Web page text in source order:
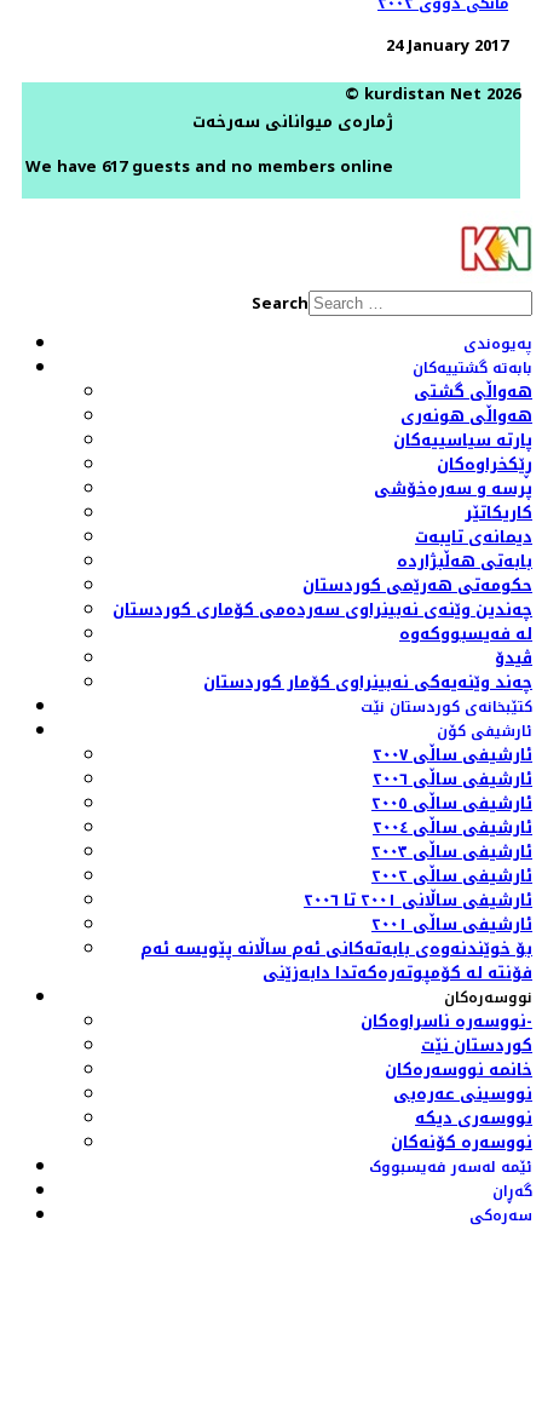
24 January 2017
© kurdistan Net 2026
ژمارەی میوانانی سەرخەت
We have 617 guests and no members online
Search
پەیوەندی
بابەتە گشتییەکان
هەواڵی گشتی
هەواڵی هونەری
پارتە سیاسییەکان
ڕێکخراوەکان
پرسە و سەرەخۆشی
کاریکاتێر
دیمانەی تایبەت
بابەتی هەڵبژاردە
حکومەتی هەرێمی کوردستان
چەندین وێنەی نەبینراوی سەردەمی کۆماری کوردستان
لە فەیسبووکەوە
ڤیدۆ
چەند وێنەیەکی نەبینراوی کۆمار کوردستان
کتێبخانەی کوردستان نێت
ئارشیفی کۆن
ئارشیفی ساڵی ٢٠٠٧
ئارشیفی ساڵی ٢٠٠٦
ئارشیفی ساڵی ٢٠٠٥
ئارشیفی ساڵی ٢٠٠٤
ئارشیفی ساڵی ٢٠٠٣
ئارشیفی ساڵی ٢٠٠٢
ئارشیفی ساڵانی ٢٠٠١ تا ٢٠٠٦
ئارشیفی ساڵی ٢٠٠١
بۆ خوێندنەوەی بابەتەکانی ئەم ساڵانە پێویسە ئەم
فۆنتە لە کۆمپوتەرەکەتدا دابەزێنی
نووسەرەکان
نووسەرە ناسراوەکان-
کوردستان نێت
خانمە نووسەرەکان
نووسینی عەرەبی
نووسەری دیکە
نووسەرە کۆنەکان
ئێمە لەسەر فەیسبووک
گەڕان
سەرەکی